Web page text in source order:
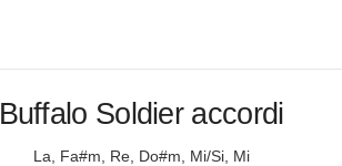
Buffalo Soldier accordi
La, Fa#m, Re, Do#m, Mi/Si, Mi